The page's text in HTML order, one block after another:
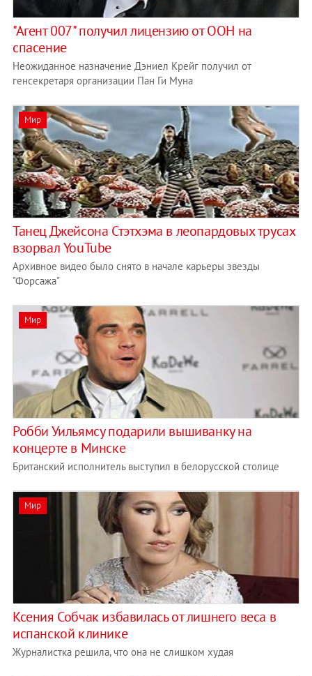
"Агент 007" получил лицензию от ООН на
спасение
Неожиданное назначение Дэниел Крейг получил от
генсекретаря организации Пан Ги Муна
Мир
Танец Джейсона Стэтхэма в леопардовых трусах
взорвал YouTube
Архивное видео было снято в начале карьеры звезды
"Форсажа"
Мир
Робби Уильямсу подарили вышиванку на
концерте в Минске
Британский исполнитель выступил в белорусской столице
Мир
Ксения Собчак избавилась от лишнего веса в
испанской клинике
Журналистка решила, что она не слишком худая